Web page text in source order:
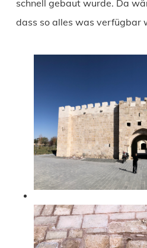
schnell gebaut wurde. Da
dass so alles was verfügbar